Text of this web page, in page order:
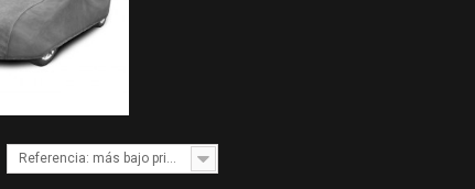
Referencia: más bajo primero